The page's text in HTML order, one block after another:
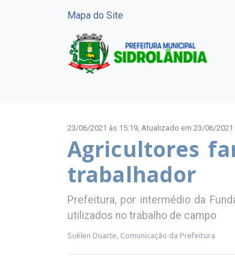
Mapa do Site
23/06/2021 às 15:19, Atualizado em 23/06/2021
Agricultores
trabalhador
Prefeitura, por intermédio da
utilizados no trabalho de campo
Suélen Duarte, Comunicação da Prefeitura